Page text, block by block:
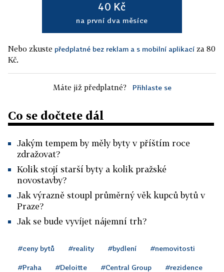
40 Kč
na první dva měsíce
Nebo zkuste předplatné bez reklam a s mobilní aplikací za 80
Kč.
Máte již předplatné? Přihlaste se
Co se dočtete dál
Jakým tempem by měly byty v příštím roce
zdražovat?
Kolik stojí starší byty a kolik pražské
novostavby?
Jak výrazně stoupl průměrný věk kupců bytů v
Praze?
Jak se bude vyvíjet nájemní trh?
#ceny bytů #reality #bydlení #nemovitosti
#Praha #Deloitte #Central Group #rezidence